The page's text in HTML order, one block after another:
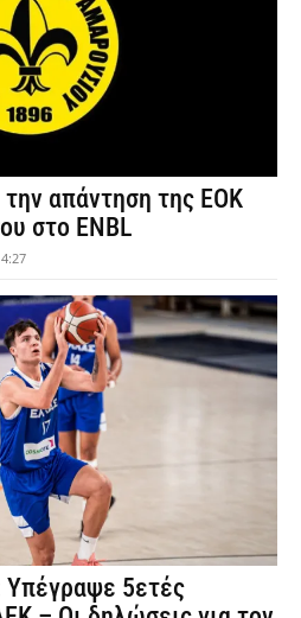
απάντηση της ΕΟΚ
στο ENBL
Υπέγραψε 5ετές